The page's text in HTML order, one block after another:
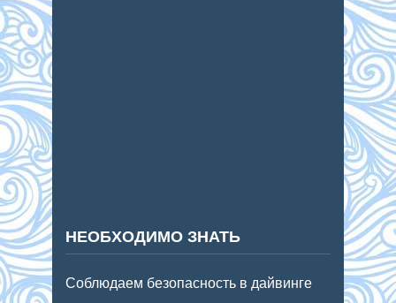
НЕОБХОДИМО ЗНАТЬ
Соблюдаем безопасность в дайвинге